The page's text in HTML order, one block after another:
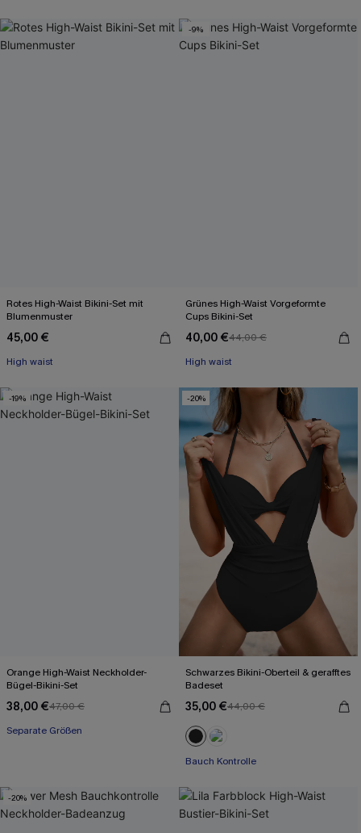
Rotes High-Waist Bikini-Set mit
Blumenmuster
45,00 €
High waist
-9%
Grünes High-Waist Vorgeformte
Cups Bikini-Set
40,00 €44,00 €
High waist
-19%
Orange High-Waist Neckholder-
Bügel-Bikini-Set
38,00 €47,00 €
Separate Größen
-20%
Schwarzes Bikini-Oberteil & gerafftes
Badeset
35,00 €44,00 €
Bauch Kontrolle
-20%